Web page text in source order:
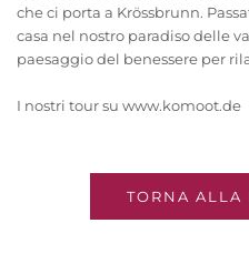
che ci porta a Krössbrunn.
casa nel nostro paradiso delle
paesaggio del benessere per
I nostri tour su www.komoot.de
TORNA ALLA